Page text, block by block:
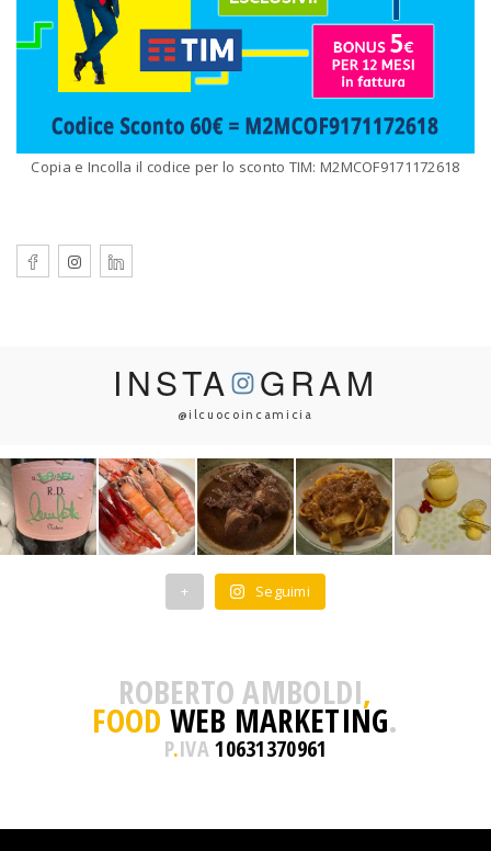
Copia e Incolla il codice per lo sconto TIM: M2MCOF9171172618
INSTA GRAM
@ilcuocoincamicia
+ Seguimi
ROBERTO AMBOLDI,
FOOD WEB MARKETING.
P.IVA10631370961